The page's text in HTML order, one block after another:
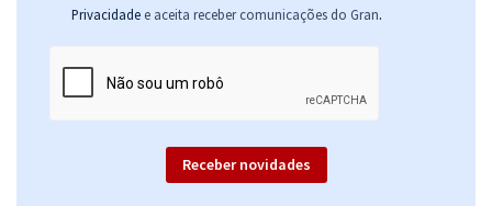
Privacidade e aceita receber comunicações do Gran.
Receber novidades